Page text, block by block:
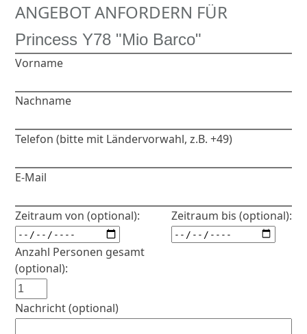
ANGEBOT ANFORDERN FÜR
Vorname
Nachname
Telefon (bitte mit Ländervorwahl, z.B. +49)
E-Mail
Zeitraum von (optional):
Anzahl Personen gesamt
(optional):
Zeitraum bis (optional):
Nachricht (optional)